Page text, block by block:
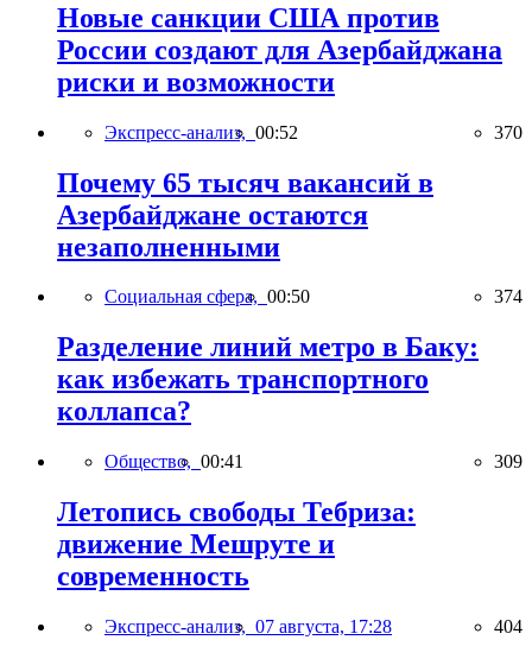
Новые санкции США против
России создают для Азербайджана
риски и возможности
Экспресс-анализ, 00:52 370
Почему 65 тысяч вакансий в
Азербайджане остаются
незаполненными
Социальная сфера, 00:50 374
Разделение линий метро в Баку:
как избежать транспортного
коллапса?
Общество, 00:41 309
Летопись свободы Тебриза:
движение Мешруте и
современность
Экспресс-анализ, 07 августа, 17:28 404